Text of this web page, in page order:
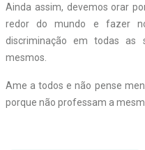
Ainda assim, devemos orar
redor do mundo e fazer
discriminação em todas as
mesmos.
Ame a todos e não pense
porque não professam a